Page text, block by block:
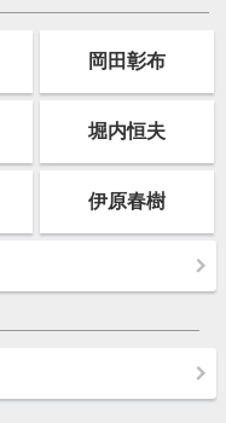
岡田彰布
堀内恒夫
伊原春樹